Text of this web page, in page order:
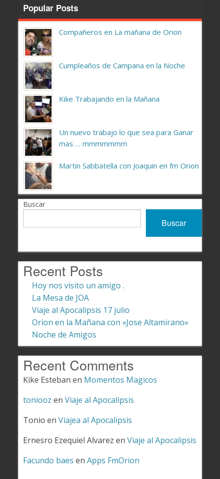
Popular Posts
Compañeros en La mañana de Orion
Cumpleaños de Campana en la Noche
Kike Trabajando en la Mañana
Un nuevo trabajo lo que sea para Ganar
mas … mmmmmmm
Martin Sabbatella con Joaquin en fm Orion
Buscar
Buscar
Recent Posts
Hoy nos visito un amigo .
La Mesa de JOA
Viaje al Apocalipsis 17 julio
Orion en la Mañana con «Jose Altamirano»
Noche de Amigos
Recent Comments
Kike Esteban en Momentos Magicos
toniooz enViaje al Apocalipsis
Tonio enViajea al Apocalipsis
Ernesro Ezequiel Alvarez enViaje al Apocalipsis
Facundo baes enApps FmOrion